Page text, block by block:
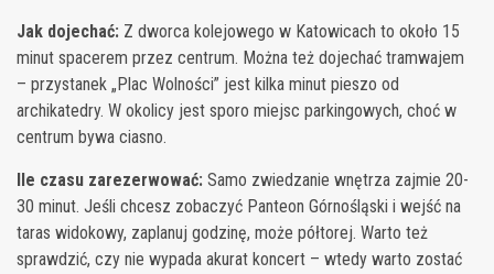
Jak dojechać: Z dworca kolejowego w Katowicach to około 15
minut spacerem przez centrum. Można też dojechać tramwajem
– przystanek „Plac Wolności” jest kilka minut pieszo od
archikatedry. W okolicy jest sporo miejsc parkingowych, choć w
centrum bywa ciasno.
Ile czasu zarezerwować: Samo zwiedzanie wnętrza zajmie 20-
30 minut. Jeśli chcesz zobaczyć Panteon Górnośląski i wejść na
taras widokowy, zaplanuj godzinę, może półtorej. Warto też
sprawdzić, czy nie wypada akurat koncert – wtedy warto zostać